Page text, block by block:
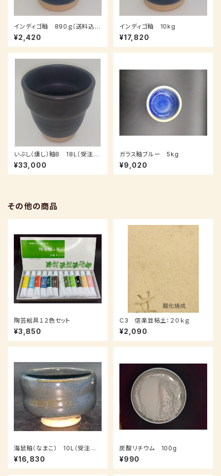
インディゴ釉 890ｇ（送料込
み：クロネコパケット、受注後、7
～14日後発送）
¥2,420
インディゴ釉 10kg
¥17,820
いぶし（燻し）釉B 18L（受注
後、3～7日後発送）
¥33,000
ガラス釉ブルー 5kg
¥9,020
その他の商品
陶芸絵具１２色セット
¥3,850
C3 信楽並粘土：２０ｋｇ
¥2,090
海鼠釉（なまこ） 10L（受注後、
7～14日後発送）
¥16,830
炭酸リチウム 100g
¥990